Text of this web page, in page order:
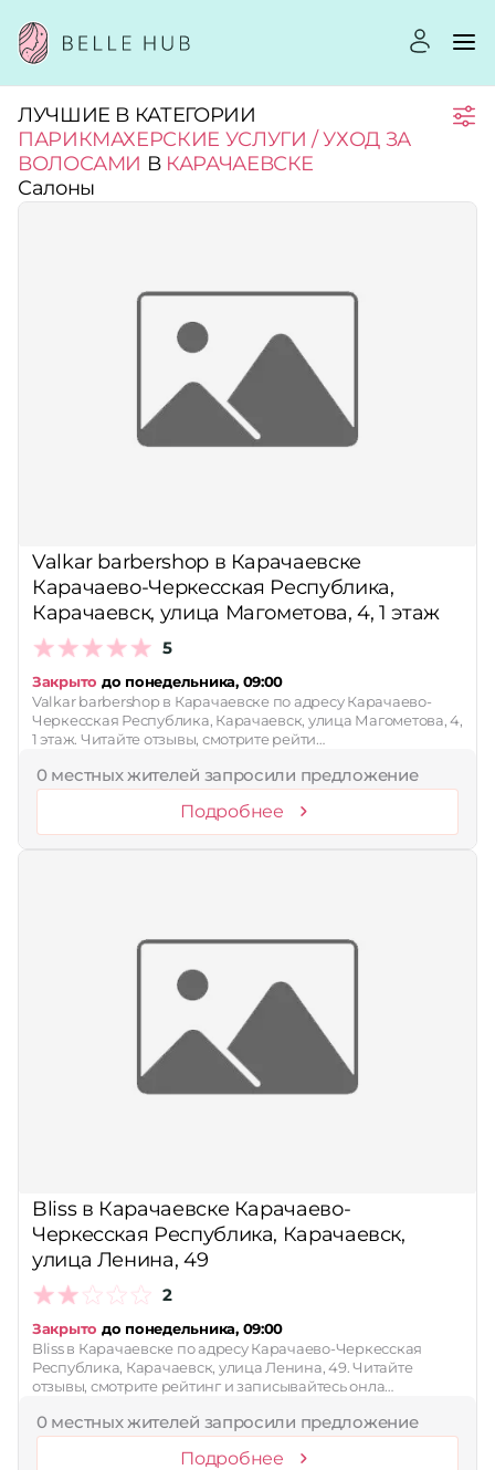
Город:
Категории:
Принимает сертификаты
ЛУЧШИЕ В КАТЕГОРИИ
ПАРИКМАХЕРСКИЕ УСЛУГИ / УХОД ЗА
ВОЛОСАМИ В КАРАЧАЕВСКЕ
Салоны
Valkar barbershop в Карачаевске
Карачаево-Черкесская Республика,
Карачаевск, улица Магометова, 4, 1 этаж
5
Закрыто до понедельника, 09:00
Valkar barbershop в Карачаевске по адресу Карачаево-
Черкесская Республика, Карачаевск, улица Магометова, 4,
1 этаж. Читайте отзывы, смотрите рейти…
0 местных жителей запросили предложение
Подробнее
Bliss в Карачаевске Карачаево-
Черкесская Республика, Карачаевск,
улица Ленина, 49
2
Закрыто до понедельника, 09:00
Bliss в Карачаевске по адресу Карачаево-Черкесская
Республика, Карачаевск, улица Ленина, 49. Читайте
отзывы, смотрите рейтинг и записывайтесь онла…
0 местных жителей запросили предложение
Подробнее